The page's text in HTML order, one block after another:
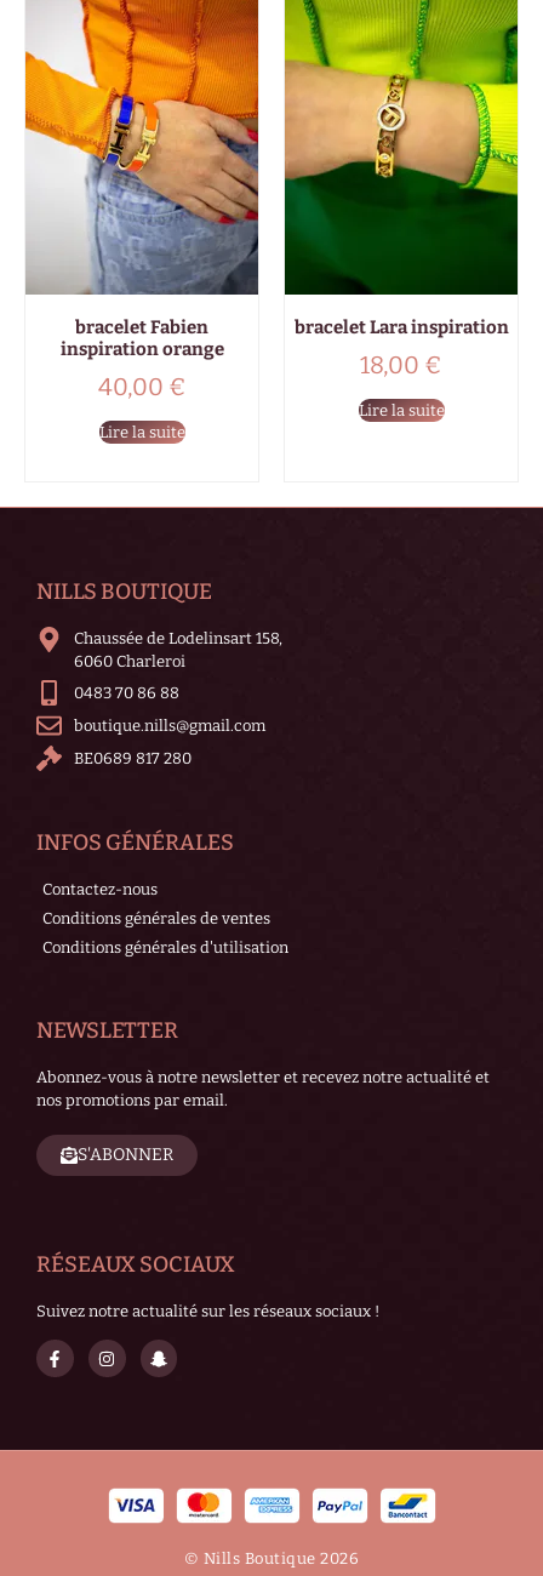
bracelet Fabien
inspiration orange
40,00 €
Lire la suite
bracelet Lara inspiration
18,00 €
Lire la suite
NILLS BOUTIQUE
Chaussée de Lodelinsart 158,
6060 Charleroi
0483 70 86 88
boutique.nills@gmail.com
BE0689 817 280
INFOS GÉNÉRALES
Contactez-nous
Conditions générales de ventes
Conditions générales d'utilisation
NEWSLETTER
Abonnez-vous à notre newsletter et recevez notre actualité et
nos promotions par email.
S'ABONNER
RÉSEAUX SOCIAUX
Suivez notre actualité sur les réseaux sociaux !
© Nills Boutique 2026